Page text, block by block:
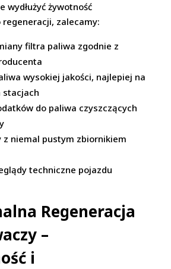
wydłużyć żywotność
zalecamy:
filtra paliwa zgodnie z
wysokiej jakości, najlepiej na
stacjach
do paliwa czyszczących
z niemal pustym zbiornikiem
techniczne pojazdu
Regeneracja
–
i